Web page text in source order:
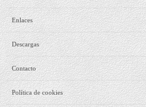
Enlaces
Descargas
Contacto
Política de cookies